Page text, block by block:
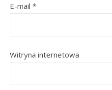
E-mail *
Witryna internetowa